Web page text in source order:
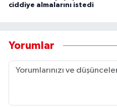
ciddiye almalarını istedi
Yorumlar